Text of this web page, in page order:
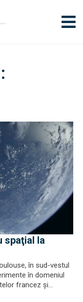
spaţial la
în sud-vestul
în domeniul
francez şi...